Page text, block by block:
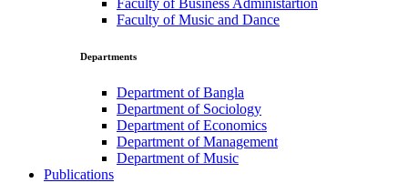
Faculty of Music and Dance
Departments
Department of Bangla
Department of Sociology
Department of Economics
Department of Management
Department of Music
Publications